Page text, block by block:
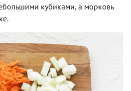
кубиками, а морковь